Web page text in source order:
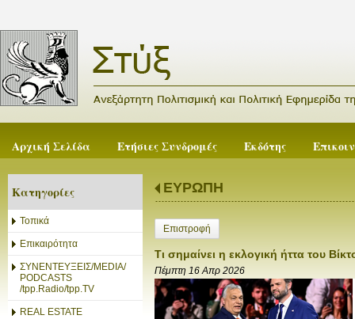
Αρχική Σελίδα Ετήσιες Συνδρομές Εκδότης
Κατηγορίες
Τοπικά
Επικαιρότητα
ΣΥΝΕΝΤΕΥΞΕΙΣ/MEDIA/
PODCASTS
/tpp.Radio/tpp.TV
REAL ESTATE
ΕΥΡΩΠΗ
Επιστροφή
Τι σημαίνει η εκλογική ήττα του
Πέμπτη 16 Απρ 2026